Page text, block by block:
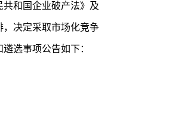
和国企业破产法》及
决定采取市场化竞争
选事项公告如下：